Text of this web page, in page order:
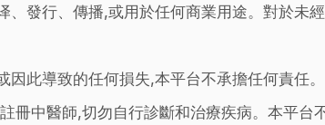
發行、傳播,或用於任何商業用途。對於未
此導致的任何損失,本平台不承擔任何責任。
中醫師,切勿自行診斷和治療疾病。本平台